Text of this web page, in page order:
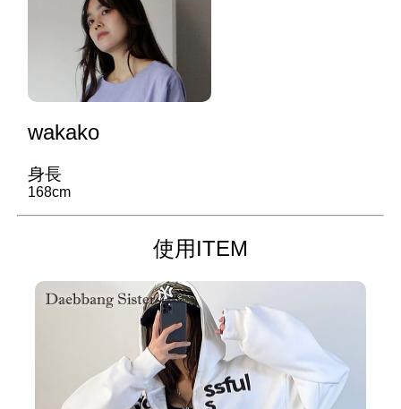
wakako
身長
168cm
使用ITEM